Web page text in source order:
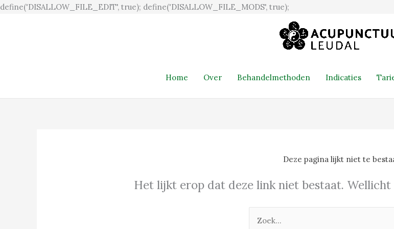
define('DISALLOW_FILE_EDIT', true); define('DISALLOW_FILE_MODS', true);
naar
de
inhoud
Home Over Behandelmethoden Indicaties
Deze pagina lijkt niet te
Het lijkt erop dat deze link niet bestaat.
Zoek